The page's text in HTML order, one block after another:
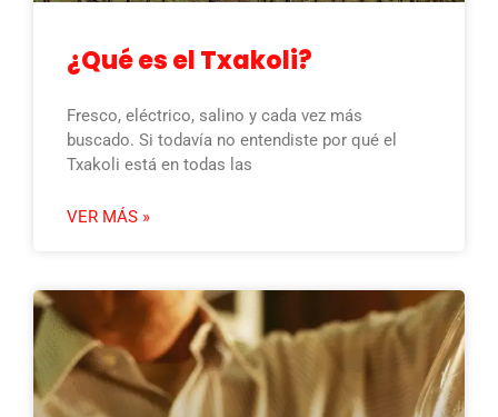
¿Qué es el Txakoli?
Fresco, eléctrico, salino y cada vez más
buscado. Si todavía no entendiste por qué el
Txakoli está en todas las
VER MÁS »